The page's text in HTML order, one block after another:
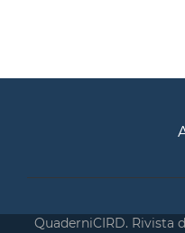
QuaderniCIRD. Rivista